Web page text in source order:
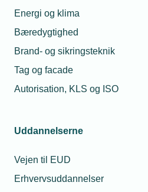
Energi og klima
Bæredygtighed
Brand- og sikringsteknik
Tag og facade
Autorisation, KLS og ISO
Uddannelserne
Vejen til EUD
Erhvervsuddannelser
210 mand i Ukraine
rolig
Relaterede nyheder